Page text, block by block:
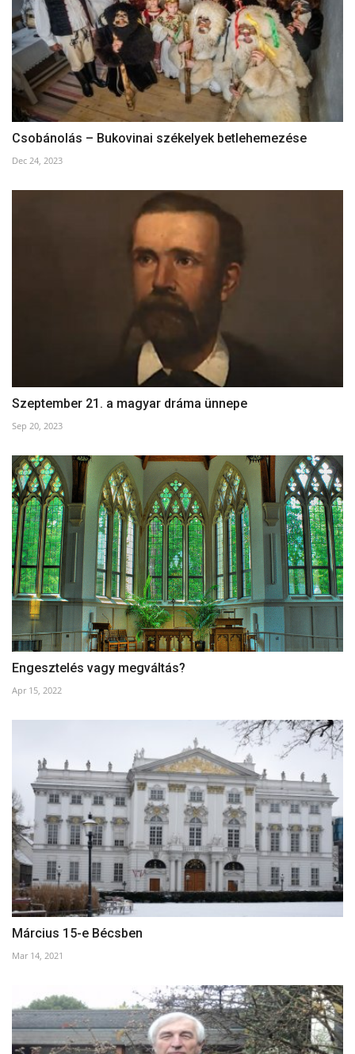
Csobánolás – Bukovinai székelyek betlehemezése
Dec 24, 2023
Szeptember 21. a magyar dráma ünnepe
Sep 20, 2023
Engesztelés vagy megváltás?
Apr 15, 2022
Március 15-e Bécsben
Mar 14, 2021